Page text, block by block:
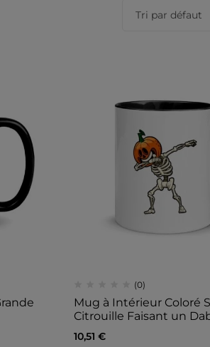
Tri par défaut
(0)
Mug à Intérieur Coloré
Citrouille Faisant un
10,51 €